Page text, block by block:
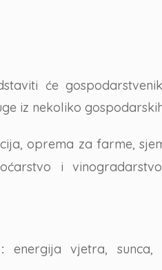
će
iz nekoliko
oprema za farme,
i
energija vjetra,